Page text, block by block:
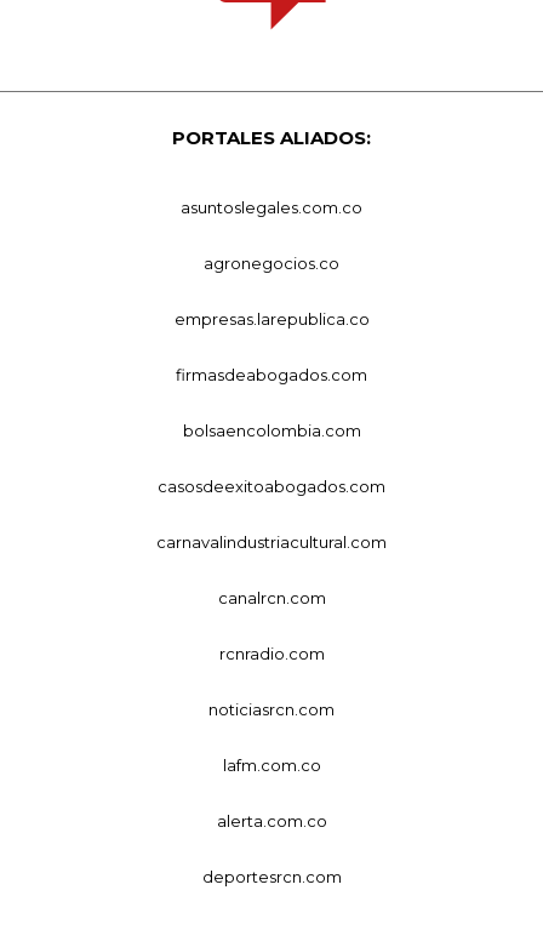
PORTALES ALIADOS:
asuntoslegales.com.co
agronegocios.co
empresas.larepublica.co
firmasdeabogados.com
bolsaencolombia.com
casosdeexitoabogados.com
carnavalindustriacultural.com
canalrcn.com
rcnradio.com
noticiasrcn.com
lafm.com.co
alerta.com.co
deportesrcn.com